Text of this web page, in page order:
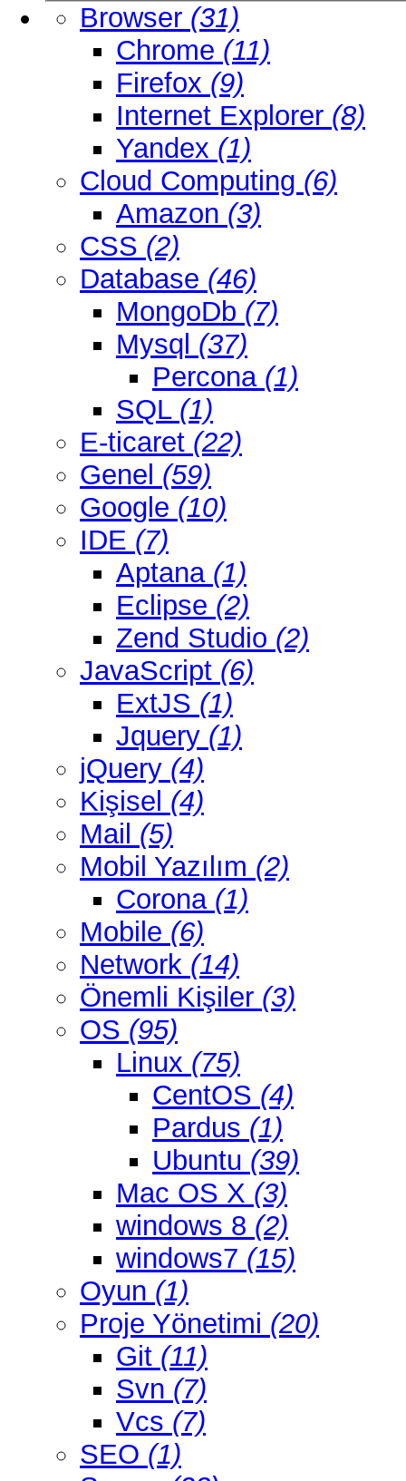
Browser (31)
Chrome (11)
Firefox (9)
Internet Explorer (8)
Yandex (1)
Cloud Computing (6)
Amazon (3)
CSS (2)
Database (46)
MongoDb (7)
Mysql (37)
Percona (1)
SQL (1)
E-ticaret (22)
Genel (59)
Google (10)
IDE (7)
Aptana (1)
Eclipse (2)
Zend Studio (2)
JavaScript (6)
ExtJS (1)
Jquery (1)
jQuery (4)
Kişisel (4)
Mail (5)
Mobil Yazılım (2)
Corona (1)
Mobile (6)
Network (14)
Önemli Kişiler (3)
OS (95)
Linux (75)
CentOS (4)
Pardus (1)
Ubuntu (39)
Mac OS X (3)
windows 8 (2)
windows7 (15)
Oyun (1)
Proje Yönetimi (20)
Git (11)
Svn (7)
Vcs (7)
SEO (1)